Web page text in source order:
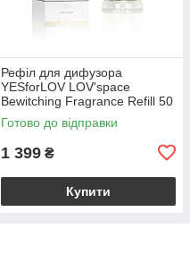
Рефіл для дифузора
YESforLOV LOV'space
Bewitching Fragrance Refill 50
мл, спокусливий аромат
Готово до відправки
1 399 ₴
Купити